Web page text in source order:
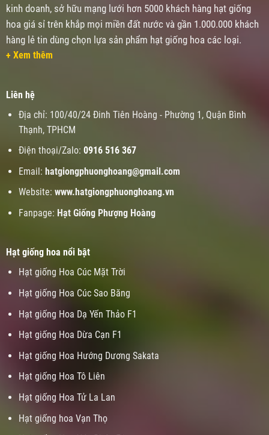
kinh doanh, sở hữu mạng lưới hơn 5000 khách hàng hạt giống
hoa giá sỉ trên khắp mọi miền đất nước và gần 1.000.000 khách
hàng lẻ tin dùng chọn lựa sản phẩm hạt giống hoa các loại.
+ Xem thêm
Liên hệ
Địa chỉ: 100/40/24 Đinh Tiên Hoàng - Phường 1, Quận Bình
Thạnh, TPHCM
Điện thoại/Zalo: 0916 516 367
Email: hatgiongphuonghoang@gmail.com
Website: www. hatgiongphuonghoang.vn
Fanpage: Hạt Giống Phượng Hoàng
Hạt giống hoa nổi bật
Hạt giống Hoa Cúc Mặt Trời
Hạt giống Hoa Cúc Sao Băng
Hạt giống Hoa Dạ Yến Thảo F1
Hạt giống Hoa Dừa Cạn F1
Hạt giống Hoa Hướng Dương Sakata
Hạt giống Hoa Tô Liên
Hạt giống Hoa Tử La Lan
Hạt giống hoa Vạn Thọ